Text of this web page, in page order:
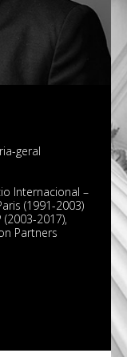
geral
Internacional –
(1991-2003)
2017),
Partners